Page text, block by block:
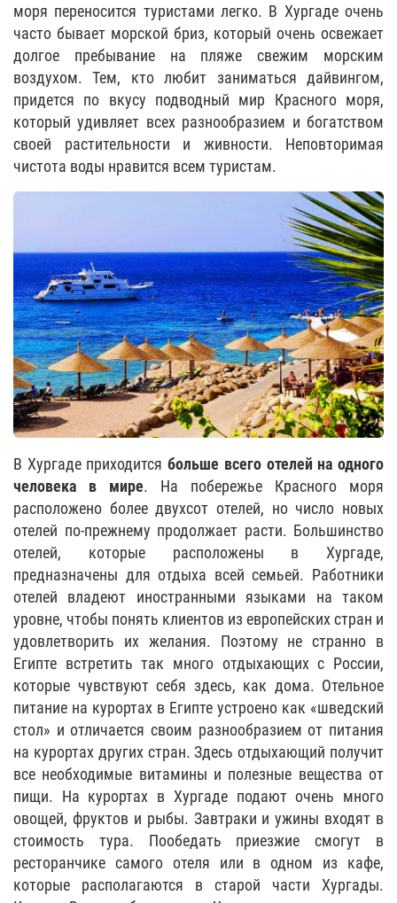
моря переносится туристами легко. В Хургаде очень
часто бывает морской бриз, который очень освежает
долгое пребывание на пляже свежим морским
воздухом. Тем, кто любит заниматься дайвингом,
придется по вкусу подводный мир Красного моря,
который удивляет всех разнообразием и богатством
своей растительности и живности. Неповторимая
чистота воды нравится всем туристам.
В Хургаде приходитсябольше всего отелей на одного
человека в мире. На побережье Красного моря
расположено более двухсот отелей, но число новых
отелей по-прежнему продолжает расти. Большинство
отелей, которые расположены в Хургаде,
предназначены для отдыха всей семьей. Работники
отелей владеют иностранными языками на таком
уровне, чтобы понять клиентов из европейских стран и
удовлетворить их желания. Поэтому не странно в
Египте встретить так много отдыхающих с России,
которые чувствуют себя здесь, как дома. Отельное
питание на курортах в Египте устроено как «шведский
стол» и отличается своим разнообразием от питания
на курортах других стран. Здесь отдыхающий получит
все необходимые витамины и полезные вещества от
пищи. На курортах в Хургаде подают очень много
овощей, фруктов и рыбы. Завтраки и ужины входят в
стоимость тура. Пообедать приезжие смогут в
ресторанчике самого отеля или в одном из кафе,
которые располагаются в старой части Хургады.